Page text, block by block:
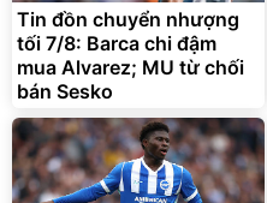
Tin đồn chuyển nhượng
tối 7/8: Barca chi đậm
mua Alvarez; MU từ chối
bán Sesko